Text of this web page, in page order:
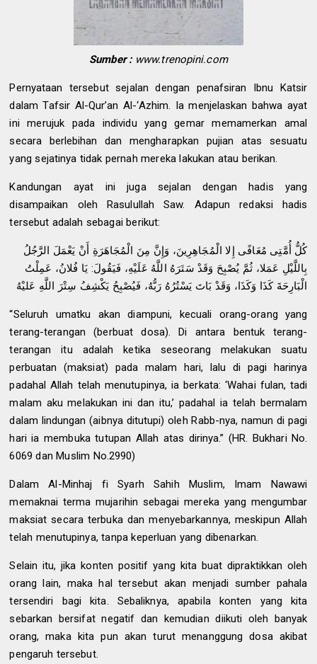
Sumber : www.trenopini.com
Pernyataan tersebut sejalan dengan penafsiran Ibnu Katsir
dalam Tafsir Al-Qur’an Al-‘Azhim. Ia menjelaskan bahwa ayat
ini merujuk pada individu yang gemar memamerkan amal
secara berlebihan dan mengharapkan pujian atas sesuatu
yang sejatinya tidak pernah mereka lakukan atau berikan.
Kandungan ayat ini juga sejalan dengan hadis yang
disampaikan oleh Rasulullah Saw. Adapun redaksi hadis
tersebut adalah sebagai berikut:
كُلُّ أُمَّتِى مُعَافًى إِلا الْمُجَاهِرِينَ، وَإِنَّ مِنَ الْمُجَاهَرَةِ أَنْ يَعْمَلَ الرَّجُلُ
بِاللَّيْلِ عَمَلا، ثُمَّ يُصْبِحَ وَقَدْ سَتَرَهُ اللَّهُ عَلَيْهِ، فَيَقُولَ: يَا فُلانُ، عَمِلْتُ
الْبَارِحَةَ كَذَا وَكَذَا، وَقَدْ بَاتَ يَسْتُرُهُ رَبُّهُ، فَيُصْبِحُ يَكْشِفُ سِتْرَ اللَّهِ عَليْهُ
“Seluruh umatku akan diampuni, kecuali orang-orang yang
terang-terangan (berbuat dosa). Di antara bentuk terang-
terangan itu adalah ketika seseorang melakukan suatu
perbuatan (maksiat) pada malam hari, lalu di pagi harinya
padahal Allah telah menutupinya, ia berkata: ‘Wahai fulan, tadi
malam aku melakukan ini dan itu,’ padahal ia telah bermalam
dalam lindungan (aibnya ditutupi) oleh Rabb-nya, namun di pagi
hari ia membuka tutupan Allah atas dirinya.” (HR. Bukhari No.
6069 dan Muslim No.2990)
Dalam Al-Minhaj fi Syarh Sahih Muslim, Imam Nawawi
memaknai terma mujarihin sebagai mereka yang mengumbar
maksiat secara terbuka dan menyebarkannya, meskipun Allah
telah menutupinya, tanpa keperluan yang dibenarkan.
Selain itu, jika konten positif yang kita buat dipraktikkan oleh
orang lain, maka hal tersebut akan menjadi sumber pahala
tersendiri bagi kita. Sebaliknya, apabila konten yang kita
sebarkan bersifat negatif dan kemudian diikuti oleh banyak
orang, maka kita pun akan turut menanggung dosa akibat
pengaruh tersebut.